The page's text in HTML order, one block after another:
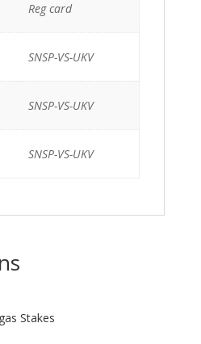
Reg card
SNSP-VS-UKV
SNSP-VS-UKV
SNSP-VS-UKV
Stakes